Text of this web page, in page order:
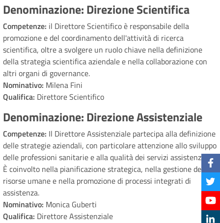
Denominazione: Direzione Scientifica
Competenze: il Direttore Scientifico è responsabile della
promozione e del coordinamento dell'attività di ricerca
scientifica, oltre a svolgere un ruolo chiave nella definizione
della strategia scientifica aziendale e nella collaborazione con
altri organi di governance.
Nominativo: Milena Fini
Qualifica: Direttore Scientifico
Denominazione: Direzione Assistenziale
Competenze: Il Direttore Assistenziale partecipa alla definizione
delle strategie aziendali, con particolare attenzione allo sviluppo
delle professioni sanitarie e alla qualità dei servizi assistenziali.
È coinvolto nella pianificazione strategica, nella gestione delle
risorse umane e nella promozione di processi integrati di
assistenza.
Nominativo: Monica Guberti
Qualifica: Direttore Assistenziale